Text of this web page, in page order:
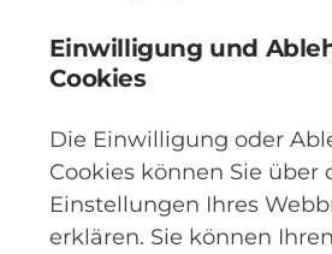
Einwilligung und
Cookies
Die Einwilligung oder
Cookies können Sie über
Einstellungen Ihres
erklären. Sie können